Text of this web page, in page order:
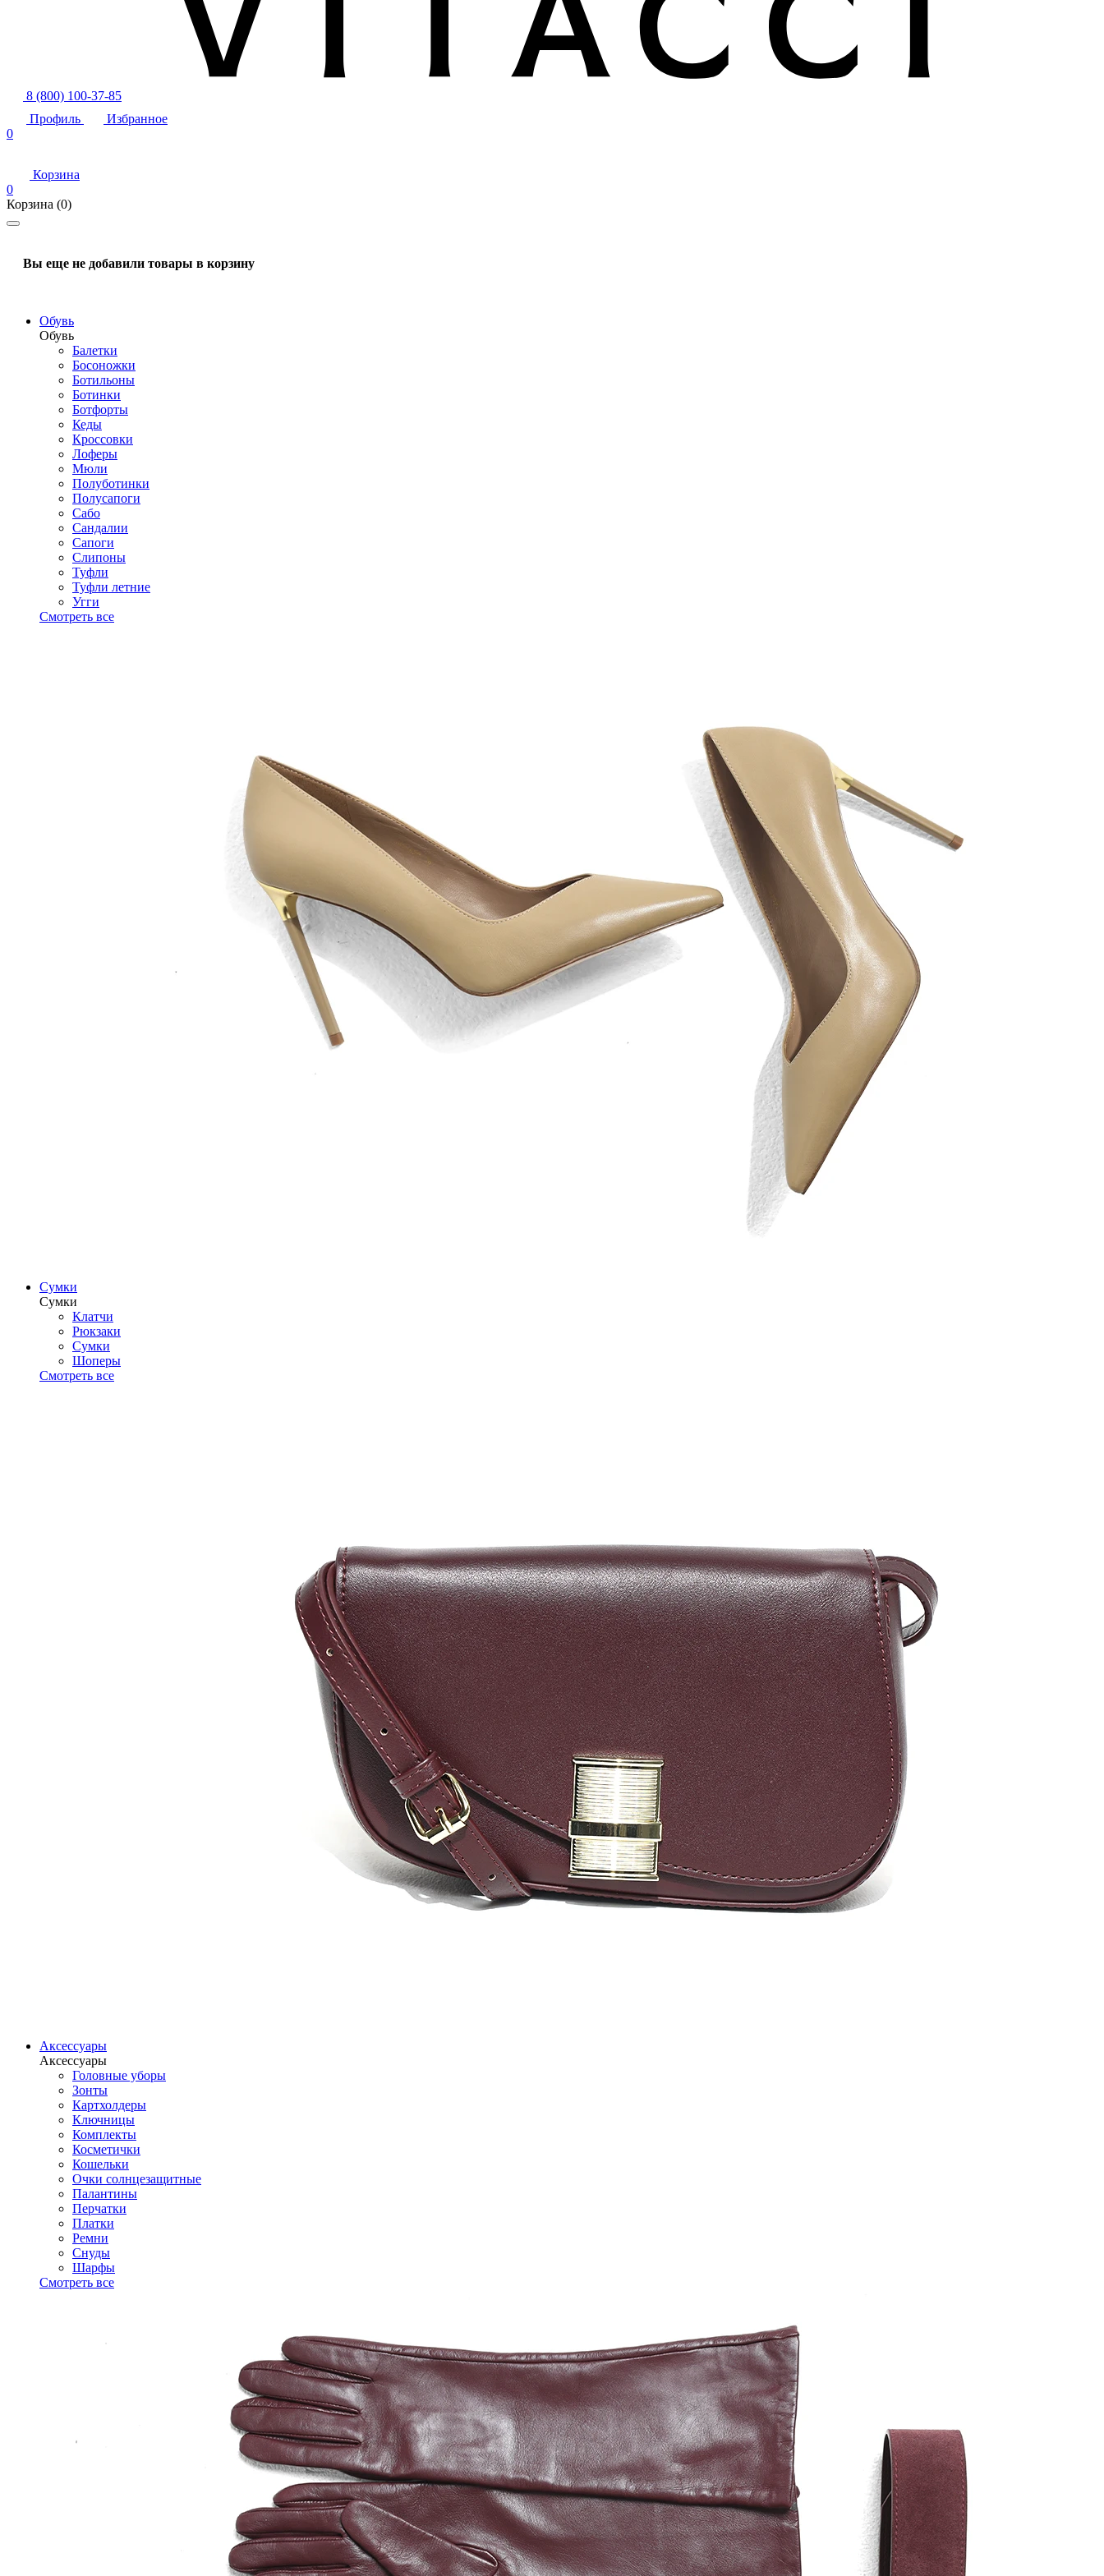
8 (800) 100-37-85
Профиль
Избранное
0
Корзина
0
Корзина (0)
Вы еще не добавили товары в корзину
Обувь
Обувь
Балетки
Босоножки
Ботильоны
Ботинки
Ботфорты
Кеды
Кроссовки
Лоферы
Мюли
Полуботинки
Полусапоги
Сабо
Сандалии
Сапоги
Слипоны
Туфли
Туфли летние
Угги
Смотреть все
Сумки
Сумки
Клатчи
Рюкзаки
Сумки
Шоперы
Смотреть все
Аксессуары
Аксессуары
Головные уборы
Зонты
Картхолдеры
Ключницы
Комплекты
Косметички
Кошельки
Очки солнцезащитные
Палантины
Перчатки
Платки
Ремни
Снуды
Шарфы
Смотреть все